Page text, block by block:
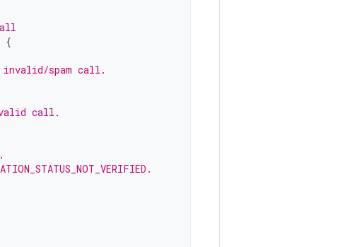
{
spam call.
call.